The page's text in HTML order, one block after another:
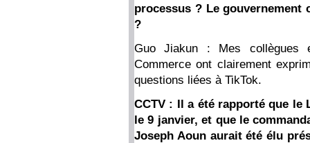
processus ? Le gouvernement
?
Guo Jiakun : Mes collègues
Commerce ont clairement
questions liées à TikTok.
CCTV : Il a été rapporté que
le 9 janvier, et que le
Joseph Aoun aurait été élu